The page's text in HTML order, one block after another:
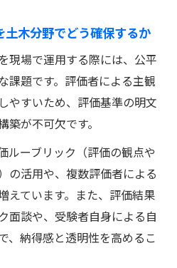
木分野でどう確保するか
現場で運用する際には、公平
課題です。評価者による主観
やすいため、評価基準の明文
が不可欠です。
ルーブリック（評価の観点や
の活用や、複数評価者による
えています。また、評価結果
面談や、受験者自身による自
、納得感と透明性を高めるこ